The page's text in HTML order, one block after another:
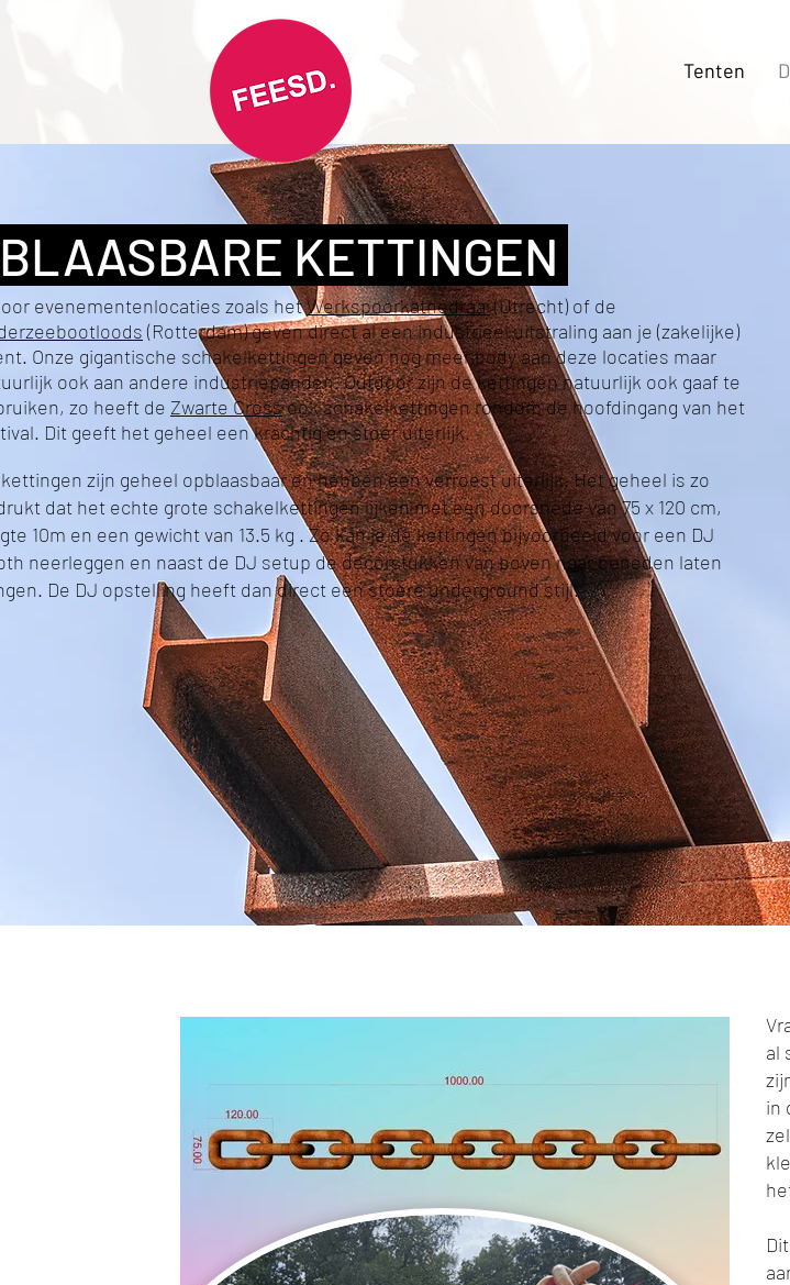
Tenten
KETTINGEN
evenementenlocaties zoals hetWerkspoorkathedraal(Utrecht) of de
(Rotterdam) geven direct al een industrieel uitstraling aan je (zakelijke)
Onze gigantische schakelkettingen geven nog meer body aan deze locaties maar
ook aan andere industriepanden. Outdoor zijn de kettingen natuurlijk ook gaaf te
zo heeft de Zwarte Crossook schakelkettingen rondom de hoofdingang van het
Dit geeft het geheel een krachtig en stoer uiterlijk.
zijn geheel opblaasbaar en hebben een verroest uiterlijk. Het geheel is zo
dat het echte grote schakelkettingen lijken met een doorsnede van 75 x 120 cm,
10m en een gewicht van 13.5 kg . Zo kan je de kettingen bijvoorbeeld voor een DJ
neerleggen en naast de DJ setup de decorstukken van boven naar beneden laten
De DJ opstelling heeft dan direct een stoere underground stijl.
al
in